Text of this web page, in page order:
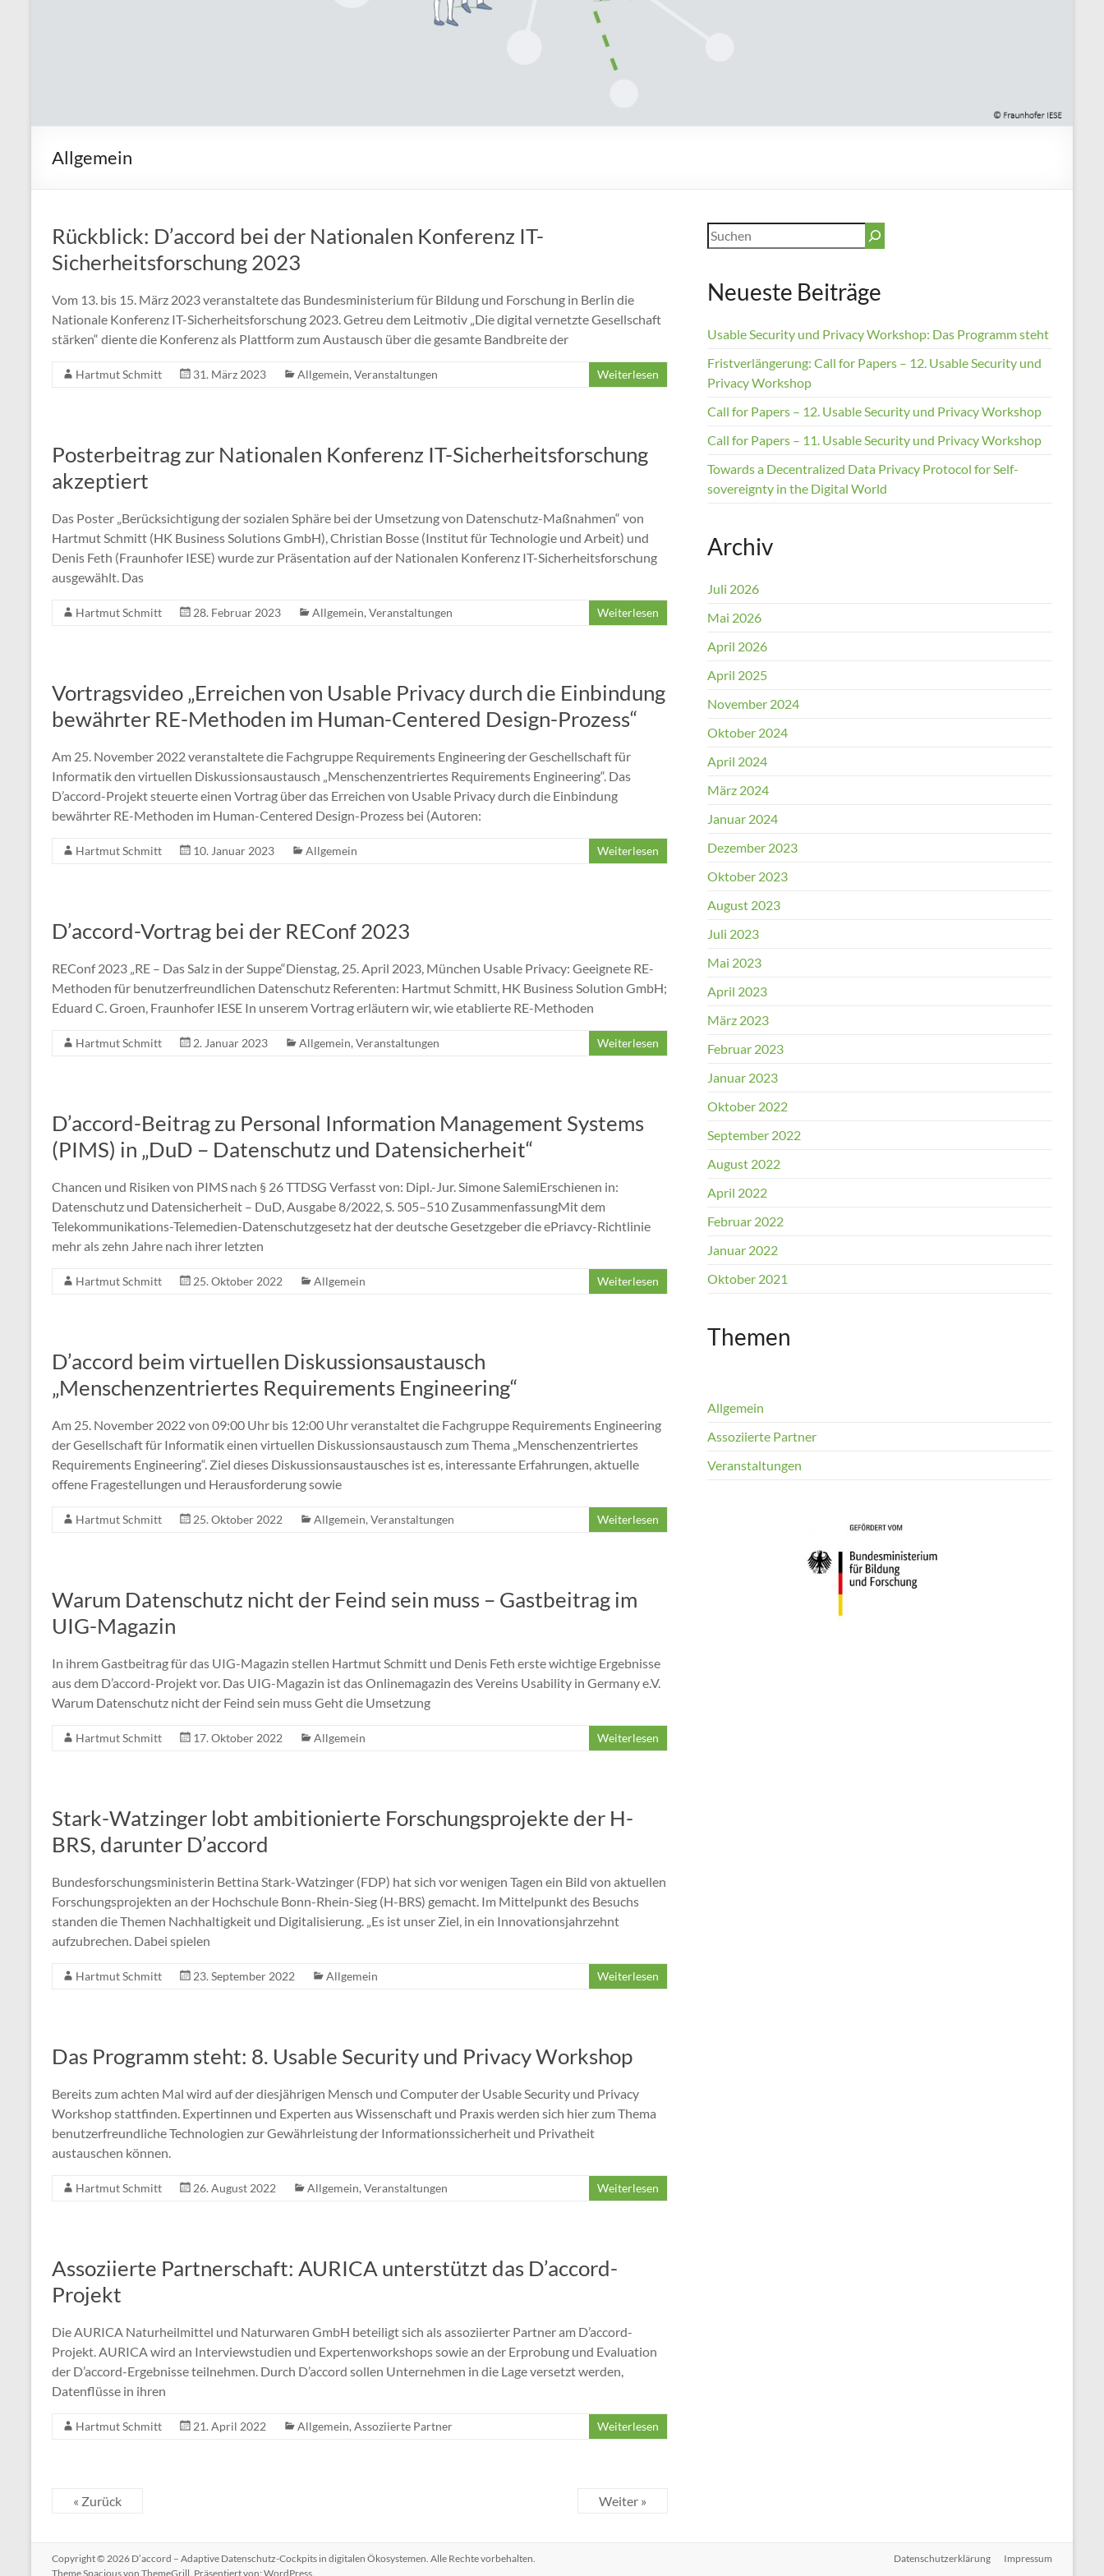
Allgemein
Rückblick: D’accord bei der Nationalen Konferenz IT-
Sicherheitsforschung 2023
Vom 13. bis 15. März 2023 veranstaltete das Bundesministerium für Bildung und Forschung in Berlin die
Nationale Konferenz IT-Sicherheitsforschung 2023. Getreu dem Leitmotiv „Die digital vernetzte Gesellschaft
stärken“ diente die Konferenz als Plattform zum Austausch über die gesamte Bandbreite der
Hartmut Schmitt 31. März 2023 Allgemein, Veranstaltungen Weiterlesen
Posterbeitrag zur Nationalen Konferenz IT-Sicherheitsforschung
akzeptiert
Das Poster „Berücksichtigung der sozialen Sphäre bei der Umsetzung von Datenschutz-Maßnahmen“ von
Hartmut Schmitt (HK Business Solutions GmbH), Christian Bosse (Institut für Technologie und Arbeit) und
Denis Feth (Fraunhofer IESE) wurde zur Präsentation auf der Nationalen Konferenz IT-Sicherheitsforschung
ausgewählt. Das
Hartmut Schmitt 28. Februar 2023 Allgemein, Veranstaltungen Weiterlesen
Vortragsvideo „Erreichen von Usable Privacy durch die Einbindung
bewährter RE-Methoden im Human-Centered Design-Prozess“
Am 25. November 2022 veranstaltete die Fachgruppe Requirements Engineering der Geschellschaft für
Informatik den virtuellen Diskussionsaustausch „Menschenzentriertes Requirements Engineering“. Das
D’accord-Projekt steuerte einen Vortrag über das Erreichen von Usable Privacy durch die Einbindung
bewährter RE-Methoden im Human-Centered Design-Prozess bei (Autoren:
Hartmut Schmitt 10. Januar 2023 Allgemein Weiterlesen
D’accord-Vortrag bei der REConf 2023
REConf 2023 „RE – Das Salz in der Suppe“Dienstag, 25. April 2023, München Usable Privacy: Geeignete RE-
Methoden für benutzerfreundlichen Datenschutz Referenten: Hartmut Schmitt, HK Business Solution GmbH;
Eduard C. Groen, Fraunhofer IESE In unserem Vortrag erläutern wir, wie etablierte RE-Methoden
Hartmut Schmitt 2. Januar 2023 Allgemein, Veranstaltungen Weiterlesen
D’accord-Beitrag zu Personal Information Management Systems
(PIMS) in „DuD – Datenschutz und Datensicherheit“
Chancen und Risiken von PIMS nach § 26 TTDSG Verfasst von: Dipl.-Jur. Simone SalemiErschienen in:
Datenschutz und Datensicherheit – DuD, Ausgabe 8/2022, S. 505–510 ZusammenfassungMit dem
Telekommunikations-Telemedien-Datenschutzgesetz hat der deutsche Gesetzgeber die ePriavcy-Richtlinie
mehr als zehn Jahre nach ihrer letzten
Hartmut Schmitt 25. Oktober 2022 Allgemein Weiterlesen
D’accord beim virtuellen Diskussionsaustausch
„Menschenzentriertes Requirements Engineering“
Am 25. November 2022 von 09:00 Uhr bis 12:00 Uhr veranstaltet die Fachgruppe Requirements Engineering
der Gesellschaft für Informatik einen virtuellen Diskussionsaustausch zum Thema „Menschenzentriertes
Requirements Engineering“. Ziel dieses Diskussionsaustausches ist es, interessante Erfahrungen, aktuelle
offene Fragestellungen und Herausforderung sowie
Hartmut Schmitt 25. Oktober 2022 Allgemein, Veranstaltungen Weiterlesen
Warum Datenschutz nicht der Feind sein muss – Gastbeitrag im
UIG-Magazin
In ihrem Gastbeitrag für das UIG-Magazin stellen Hartmut Schmitt und Denis Feth erste wichtige Ergebnisse
aus dem D’accord-Projekt vor. Das UIG-Magazin ist das Onlinemagazin des Vereins Usability in Germany e.V.
Warum Datenschutz nicht der Feind sein muss Geht die Umsetzung
Hartmut Schmitt 17. Oktober 2022 Allgemein Weiterlesen
Stark-Watzinger lobt ambitionierte Forschungsprojekte der H-
BRS, darunter D’accord
Bundesforschungsministerin Bettina Stark-Watzinger (FDP) hat sich vor wenigen Tagen ein Bild von aktuellen
Forschungsprojekten an der Hochschule Bonn-Rhein-Sieg (H-BRS) gemacht. Im Mittelpunkt des Besuchs
standen die Themen Nachhaltigkeit und Digitalisierung. „Es ist unser Ziel, in ein Innovationsjahrzehnt
aufzubrechen. Dabei spielen
Hartmut Schmitt 23. September 2022 Allgemein Weiterlesen
Das Programm steht: 8. Usable Security und Privacy Workshop
Bereits zum achten Mal wird auf der diesjährigen Mensch und Computer der Usable Security und Privacy
Workshop stattfinden. Expertinnen und Experten aus Wissenschaft und Praxis werden sich hier zum Thema
benutzerfreundliche Technologien zur Gewährleistung der Informationssicherheit und Privatheit
austauschen können.
Hartmut Schmitt 26. August 2022 Allgemein, Veranstaltungen Weiterlesen
Assoziierte Partnerschaft: AURICA unterstützt das D’accord-
Projekt
Die AURICA Naturheilmittel und Naturwaren GmbH beteiligt sich als assoziierter Partner am D’accord-
Projekt. AURICA wird an Interviewstudien und Expertenworkshops sowie an der Erprobung und Evaluation
der D’accord-Ergebnisse teilnehmen. Durch D’accord sollen Unternehmen in die Lage versetzt werden,
Datenflüsse in ihren
Hartmut Schmitt 21. April 2022 Allgemein, Assoziierte Partner Weiterlesen
« Zurück Weiter »
Suchen
Neueste Beiträge
Usable Security und Privacy Workshop: Das Programm steht
Fristverlängerung: Call for Papers – 12. Usable Security und
Privacy Workshop
Call for Papers – 12. Usable Security und Privacy Workshop
Call for Papers – 11. Usable Security und Privacy Workshop
Towards a Decentralized Data Privacy Protocol for Self-
sovereignty in the Digital World
Archiv
Juli 2026
Mai 2026
April 2026
April 2025
November 2024
Oktober 2024
April 2024
März 2024
Januar 2024
Dezember 2023
Oktober 2023
August 2023
Juli 2023
Mai 2023
April 2023
März 2023
Februar 2023
Januar 2023
Oktober 2022
September 2022
August 2022
April 2022
Februar 2022
Januar 2022
Oktober 2021
Themen
Allgemein
Assoziierte Partner
Veranstaltungen
Copyright © 2026 D’accord – Adaptive Datenschutz-Cockpits in digitalen Ökosystemen . Alle Rechte vorbehalten.
ThemeSpaciousvon ThemeGrill. Präsentiert von: WordPress
Datenschutzerklärung Impressum